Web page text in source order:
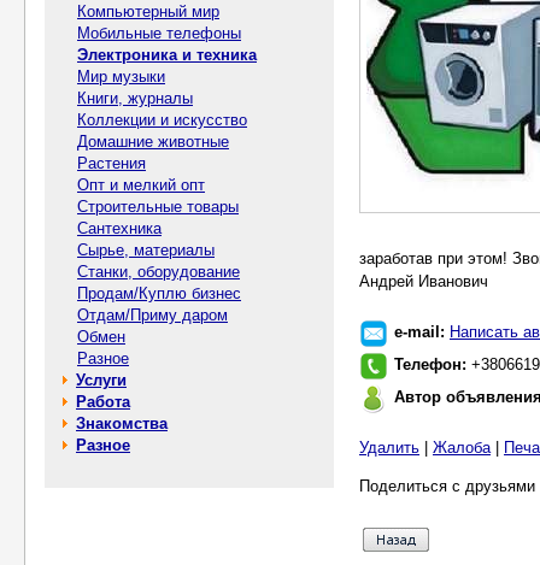
Компьютерный мир
Мобильные телефоны
Электроника и техника
Мир музыки
Книги, журналы
Коллекции и искусство
Домашние животные
Растения
Опт и мелкий опт
Строительные товары
Сантехника
Сырье, материалы
Станки, оборудование
Продам/Куплю бизнес
Отдам/Приму даром
Обмен
Разное
Услуги
Работа
Знакомства
Разное
заработав при этом!
Андрей Иванович
e-mail: Написать
Телефон:
Автор
Удалить Жалоба|
Поделиться с